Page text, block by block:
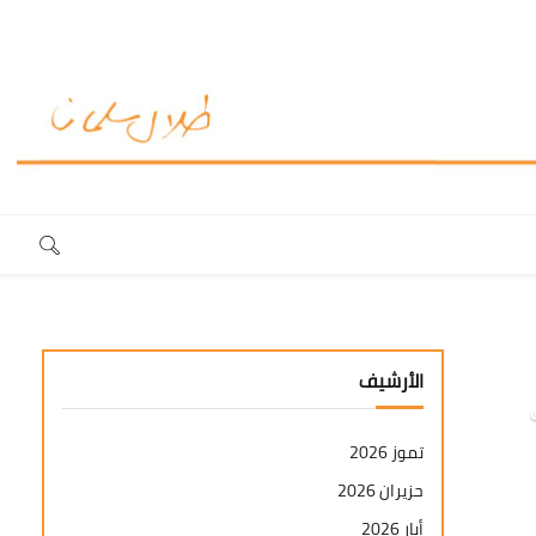
الأرشيف
تموز 2026
حزيران 2026
أيار 2026